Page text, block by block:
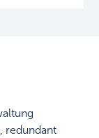
redundant